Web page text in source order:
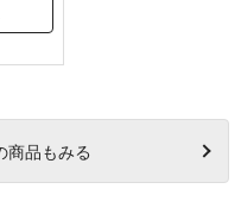
商品もみる